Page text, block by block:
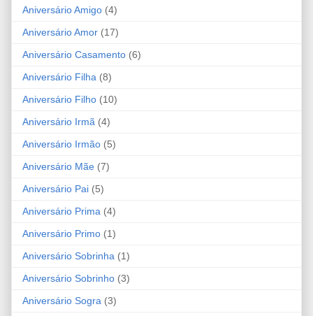
Aniversário Amigo (4)
Aniversário Amor (17)
Aniversário Casamento (6)
Aniversário Filha (8)
Aniversário Filho (10)
Aniversário Irmã (4)
Aniversário Irmão (5)
Aniversário Mãe (7)
Aniversário Pai (5)
Aniversário Prima (4)
Aniversário Primo (1)
Aniversário Sobrinha (1)
Aniversário Sobrinho (3)
Aniversário Sogra (3)